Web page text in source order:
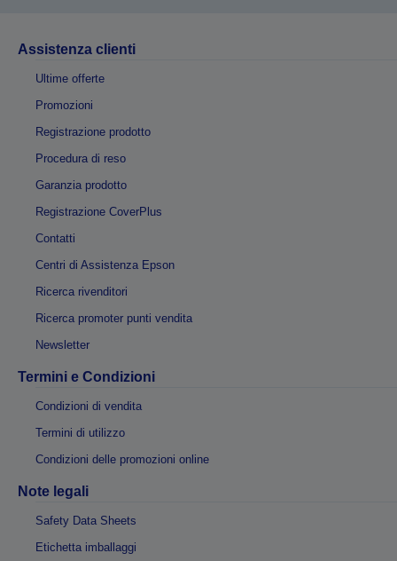
Assistenza clienti
Ultime offerte
Promozioni
Registrazione prodotto
Procedura di reso
Garanzia prodotto
Registrazione CoverPlus
Contatti
Centri di Assistenza Epson
Ricerca rivenditori
Ricerca promoter punti vendita
Newsletter
Termini e Condizioni
Condizioni di vendita
Termini di utilizzo
Condizioni delle promozioni online
Note legali
Safety Data Sheets
Etichetta imballaggi